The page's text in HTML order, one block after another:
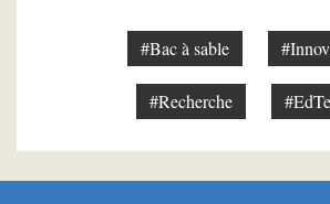
#Bac à sable
#Recherche